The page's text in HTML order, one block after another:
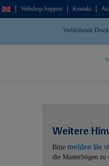
Webshop-Support Kontakt
Verbleibende
Weitere
Bitte melden Sie
die Musterbögen zu